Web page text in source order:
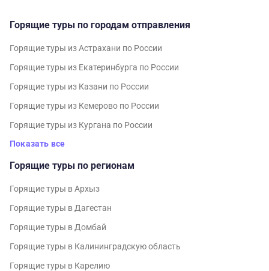
Горящие туры по городам отправления
Горящие туры из Астрахани по России
Горящие туры из Екатеринбурга по России
Горящие туры из Казани по России
Горящие туры из Кемерово по России
Горящие туры из Кургана по России
Показать все
Горящие туры по регионам
Горящие туры в Архыз
Горящие туры в Дагестан
Горящие туры в Домбай
Горящие туры в Калининградскую область
Горящие туры в Карелию